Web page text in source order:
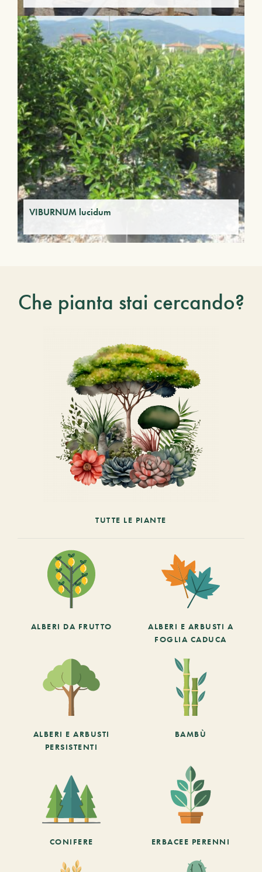
VIBURNUM lucidum
Che pianta stai cercando?
TUTTE LE PIANTE
ALBERI DA FRUTTO
ALBERI E ARBUSTI A
FOGLIA CADUCA
ALBERI E ARBUSTI
PERSISTENTI
BAMBÙ
CONIFERE ERBACEE PERENNI